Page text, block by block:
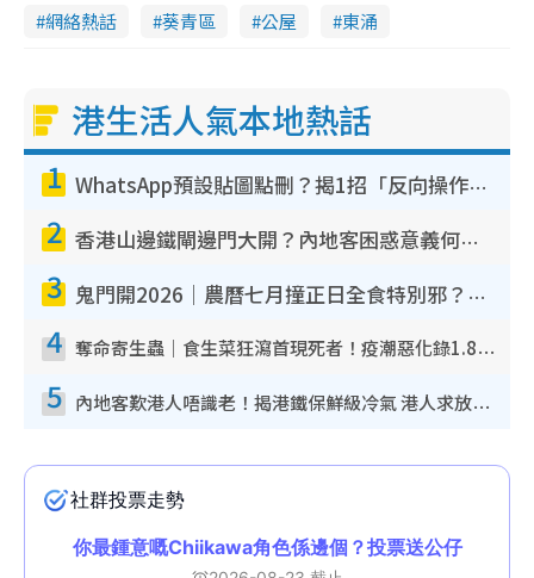
網絡熱話 葵青區 公屋 東涌
港生活人氣本地熱話
1 WhatsApp預設貼圖點刪？揭1招「反向操作」還原簡潔介面 附3步實測教學
2 香港山邊鐵閘邊門大開？內地客困惑意義何在！網民神回覆：呢種叫法理性防禦
3 鬼門開2026｜農曆七月撞正日全食特別邪？專家警告切忌做一事！揭4大禁忌+2招保平安
4 奪命寄生蟲｜食生菜狂瀉首現死者！疫潮惡化錄1.8萬宗病例 揭洗菜3大謬誤
5 內地客歎港人唔識老！揭港鐵保鮮級冷氣 港人求放過：咪投訴